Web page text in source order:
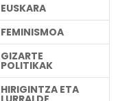
EUSKARA
FEMINISMOA
GIZARTE
POLITIKAK
HIRIGINTZA ETA